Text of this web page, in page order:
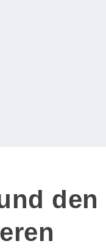
den